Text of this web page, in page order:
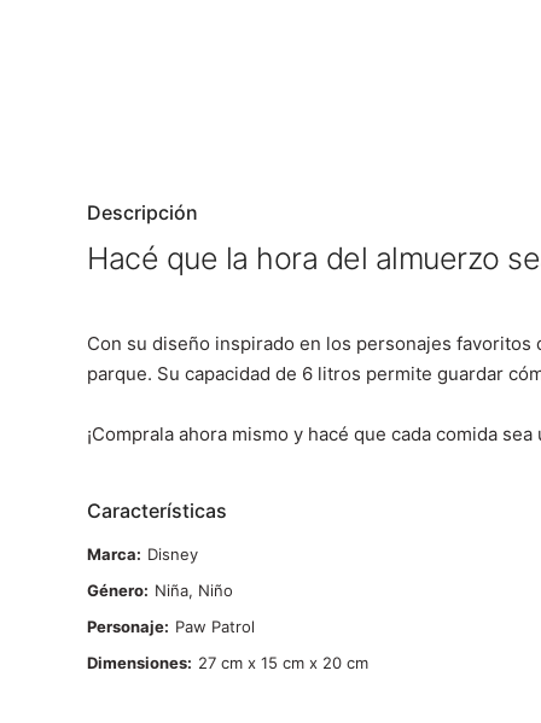
Descripción
Hacé que la hora del almuerzo
Con su diseño inspirado en los personajes
parque. Su capacidad de 6 litros permite guardar
¡Comprala ahora mismo y hacé que cada comida sea
Características
Marca
Disney
Género
Niña, Niño
Personaje
Paw Patrol
Dimensiones
27 cm x 15 cm x 20 cm